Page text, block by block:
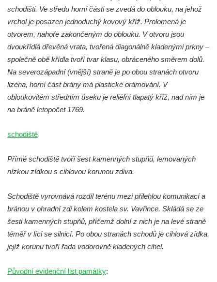
Kostel Božího Těla v Kraslicích
Kostel svaté Maří Magdalény v Karlových
Varech
Kaple Panny Marie pod hradem Přimda
Hrobová kaple na hřbitově v Rychnově u
Jablonce nad Nisou
Márnice/hřbitovní kaple na hřbitově v
Výklenková kaple u rozcestí u domu čp. 42
Márnice na hřbitově v Krásné u Pěnčína
Krásné u Pěnčína
Kostel svatého Josefa v Krásné u Pěnčína
Kostel Panny Marie Pomocné s Ivanitskou
poustevnou v Teplicích nad Metují
Hřbitovní kaple/márnice na hřbitově v
schodišti. Ve středu horní části se zvedá do oblouku, na jehož
vrchol je posazen jednoduchý kovový kříž. Prolomená je
otvorem, nahoře zakončeným do oblouku. V otvoru jsou
dvoukřídlá dřevěná vrata, tvořená diagonálně kladenými prkny –
společně obě křídla tvoří tvar klasu, obráceného směrem dolů.
Na severozápadní (vnější) straně je po obou stranách otvoru
lizéna, horní část brány má plastické orámování. V
obloukovitém středním úseku je reliéfní tlapatý kříž, nad ním je
na bráně letopočet 1769.
schodiště
Přímé schodiště tvoří šest kamenných stupňů, lemovaných
nízkou zídkou s cihlovou korunou zdiva.
Schodiště vyrovnává rozdíl terénu mezi přilehlou komunikací a
bránou v ohradní zdi kolem kostela sv. Vavřince. Skládá se ze
šesti kamenných stupňů, přičemž dolní z nich je na levé straně
téměř v líci se silnicí. Po obou stranách schodů je cihlová zídka,
jejíž korunu tvoří řada vodorovně kladených cihel.
Původní evidenční list památky: